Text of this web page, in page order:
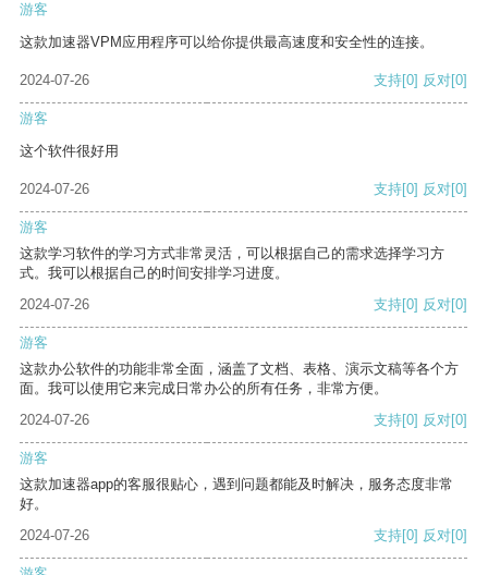
游客
这款加速器VPM应用程序可以给你提供最高速度和安全性的连接。
2024-07-26 支持[0] 反对[0]
游客
这个软件很好用
2024-07-26 支持[0] 反对[0]
游客
这款学习软件的学习方式非常灵活，可以根据自己的需求选择学习方
式。我可以根据自己的时间安排学习进度。
2024-07-26
支持[0] 反对[0]
游客
这款办公软件的功能非常全面，涵盖了文档、表格、演示文稿等各个方
面。我可以使用它来完成日常办公的所有任务，非常方便。
2024-07-26
支持[0] 反对[0]
游客
这款加速器app的客服很贴心，遇到问题都能及时解决，服务态度非常
好。
2024-07-26
支持[0] 反对[0]